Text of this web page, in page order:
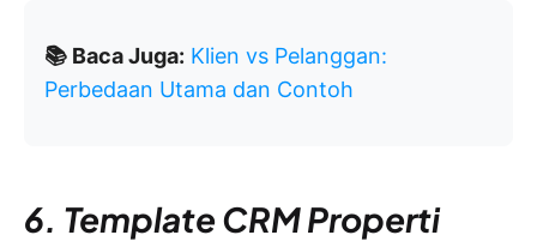
📚 Baca Juga: Klien vs Pelanggan:
Perbedaan Utama dan Contoh
6. Template CRM Properti